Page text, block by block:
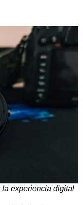
la experiencia digital